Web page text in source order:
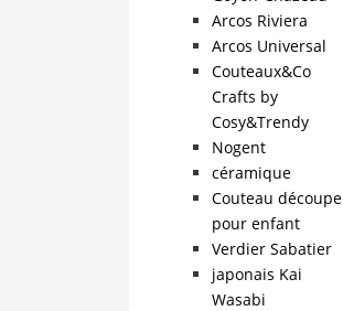
Arcos Riviera
Arcos Universal
Couteaux&Co
Crafts by
Cosy&Trendy
Nogent
céramique
Couteau découpe
pour enfant
Verdier Sabatier
japonais Kai
Wasabi